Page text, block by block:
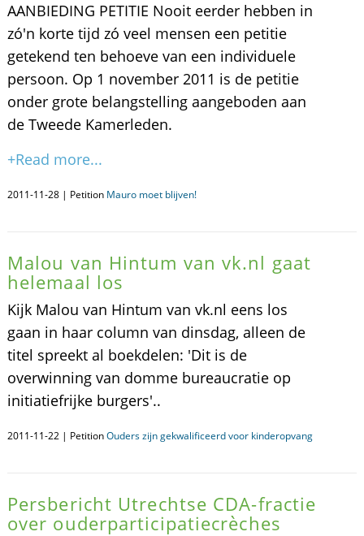
AANBIEDING PETITIE Nooit eerder hebben in
zó'n korte tijd zó veel mensen een petitie
getekend ten behoeve van een individuele
persoon. Op 1 november 2011 is de petitie
onder grote belangstelling aangeboden aan
de Tweede Kamerleden.
+Read more...
2011-11-28 | Petition Mauro moet blijven!
Malou van Hintum van vk.nl gaat
helemaal los
Kijk Malou van Hintum van vk.nl eens los
gaan in haar column van dinsdag, alleen de
titel spreekt al boekdelen: 'Dit is de
overwinning van domme bureaucratie op
initiatiefrijke burgers'..
2011-11-22 | PetitionOuders zijn gekwalificeerd voor kinderopvang
Persbericht Utrechtse CDA-fractie
over ouderparticipatiecrèches